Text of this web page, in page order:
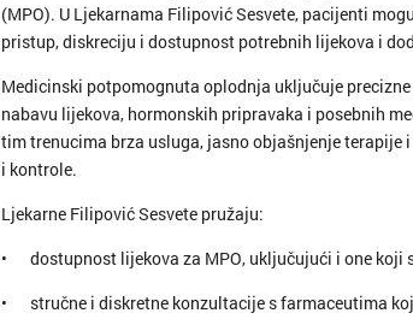
(MPO). U Ljekarnama Filipović Sesvete, pacijenti
pristup, diskreciju i dostupnost potrebnih lijekova i
Medicinski potpomognuta oplodnja uključuje
nabavu lijekova, hormonskih pripravaka i posebnih
tim trenucima brza usluga, jasno objašnjenje
i kontrole.
Ljekarne Filipović Sesvete pružaju:
•
dostupnost lijekova za MPO, uključujući i one koji
•
stručne i diskretne konzultacije s farmaceutima